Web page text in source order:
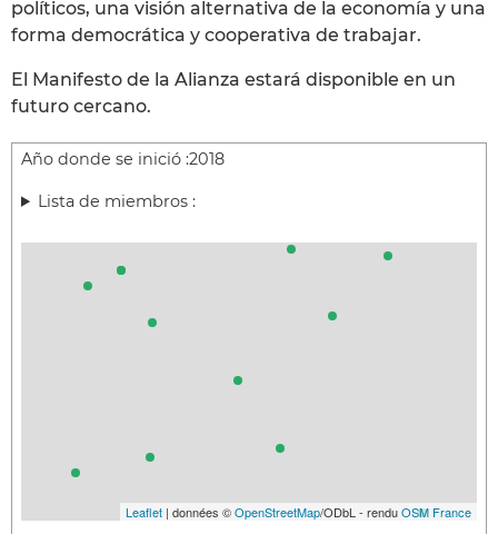
políticos, una visión alternativa de la economía y una
forma democrática y cooperativa de trabajar.
El Manifesto de la Alianza estará disponible en un
futuro cercano.
Año donde se inició :2018
Lista de miembros :
Leaflet | données ©OpenStreetMap/ODbL - renduOSM France